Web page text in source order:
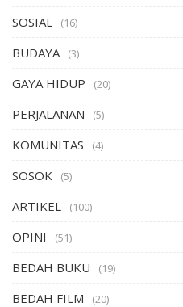
SOSIAL (16)
BUDAYA (3)
GAYA HIDUP (20)
PERJALANAN (5)
KOMUNITAS (4)
SOSOK (5)
ARTIKEL (100)
OPINI (51)
BEDAH BUKU (19)
BEDAH FILM (20)